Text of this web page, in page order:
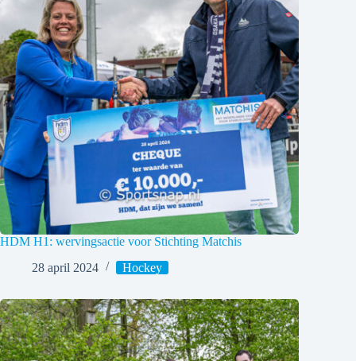
HDM H1: wervingsactie voor Stichting Matchis
28 april 2024
Hockey